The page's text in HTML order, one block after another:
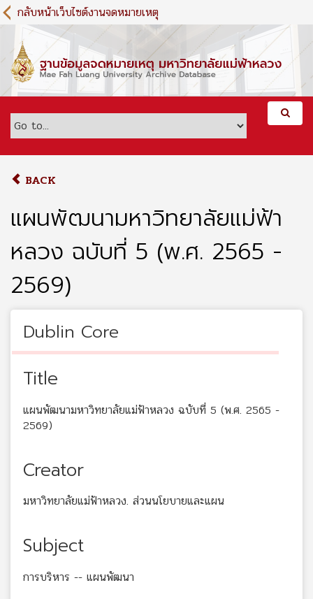
S
k
m
c
กลับหน้าเว็บไซต์งานจดหมายเหตุ
BACK
แผนพัฒนามหาวิทยาลัยแม่ฟ้า
หลวง ฉบับที่ 5 (พ.ศ. 2565 -
2569)
Dublin Core
Title
แผนพัฒนามหาวิทยาลัยแม่ฟ้าหลวง ฉบับที่ 5 (พ.ศ. 2565 -
2569)
Creator
มหาวิทยาลัยแม่ฟ้าหลวง. ส่วนนโยบายและแผน
Subject
การบริหาร -- แผนพัฒนา